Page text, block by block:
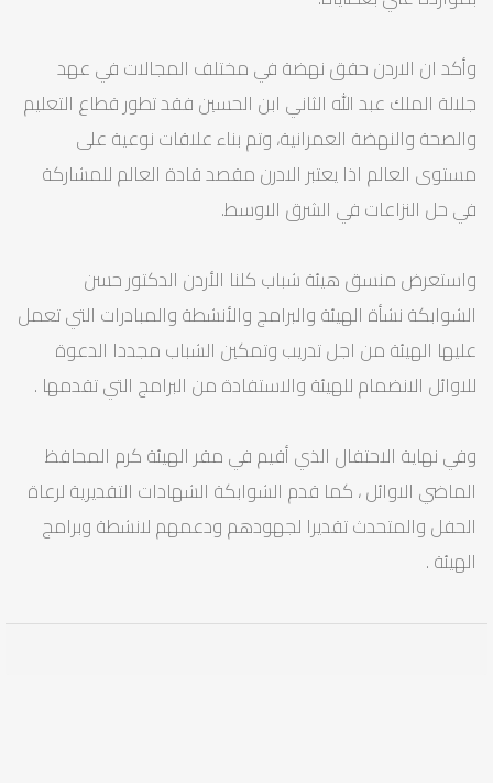
وأكد ان الاردن حقق نهضة في مختلف المجالات في عهد
جلالة الملك عبد الله الثاني ابن الحسين فقد تطور قطاع التعليم
والصحة والنهضة العمرانية، وتم بناء علاقات نوعية على
مستوى العالم اذا يعتبر الادرن مقصد قادة العالم للمشاركة
في حل النزاعات في الشرق الاوسط.
واستعرض منسق هيئة شباب كلنا الأردن الدكتور حسن
الشوابكة نشأة الهيئة والبرامج والأنشطة والمبادرات التي تعمل
عليها الهيئة من اجل تدريب وتمكين الشباب مجددا الدعوة
للاوائل الانضمام للهيئة والاستفادة من البرامج التي تقدمها .
وفي نهاية الاحتفال الذي أقيم في مقر الهيئة كرم المحافظ
الماضي الاوائل ، كما قدم الشوابكة الشهادات التقديرية لرعاة
الحفل والمتحدث تقديرا لجهودهم ودعمهم لانشطة وبرامج
الهيئة .